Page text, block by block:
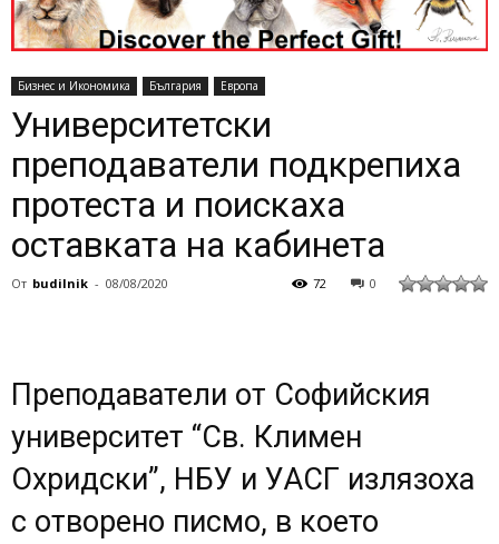
Бизнес и Икономика България Европа
Университетски
преподаватели подкрепиха
протеста и поискаха
оставката на кабинета
От budilnik - 08/08/2020 0
72
Преподаватели от Софийския
университет “Св. Климен
Охридски”, НБУ и УАСГ излязоха
с отворено писмо, в което